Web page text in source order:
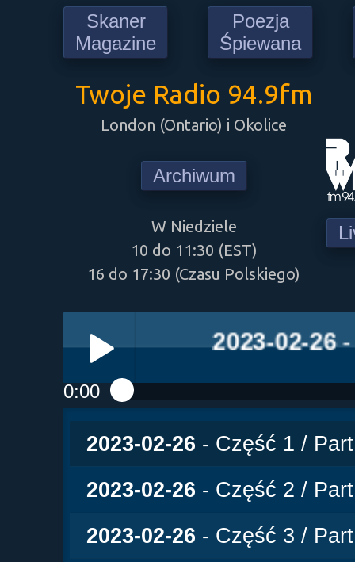
Skaner
Magazine
Poezja
Śpiewana
Twoje Radio 94.9fm
London (Ontario) i Okolice
Archiwum
W Niedziele
10 do 11:30 (EST)
16 do 17:30 (Czasu Polskiego)
Play /
2023-02-26-
0:00
2023-02-26 - Część 1 /
2023-02-26 - Część 2 /
2023-02-26 - Część 3 /